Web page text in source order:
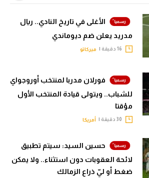
الأغلى في تاريخ النادي.. ريال
مدريد يعلن ضم ديوماندي
ميركاتو
فورلان مدربا لمنتخب أوروجواي
للشباب.. ويتولى قيادة المنتخب الأول
مؤقتا
أمريكا
حسين السيد: سيتم تطبيق
لائحة العقوبات دون استثناء.. ولا يمكن
ضغط أو ليّ ذراع الزمالك